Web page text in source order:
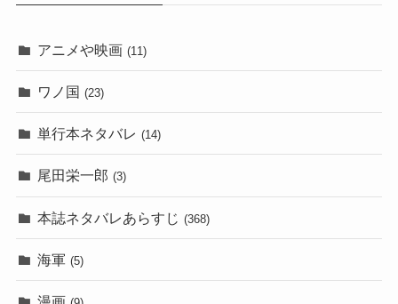
アニメや映画 (11)
ワノ国 (23)
単行本ネタバレ (14)
尾田栄一郎 (3)
本誌ネタバレあらすじ (368)
海軍 (5)